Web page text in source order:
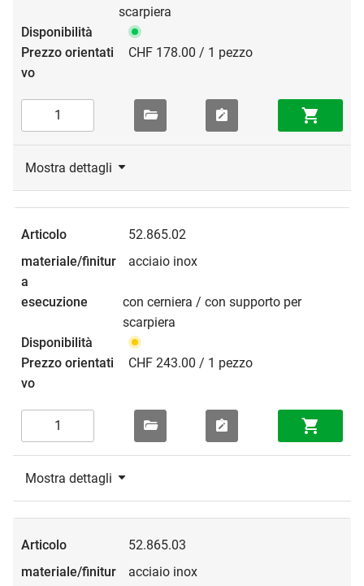
scarpiera
CHF 178.00 / 1 pezzo
Mostra dettagli
52.865.02
acciaio inox
con cerniera / con supporto per
scarpiera
CHF 243.00 / 1 pezzo
Mostra dettagli
52.865.03
acciaio inox